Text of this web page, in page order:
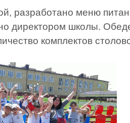
разработано меню
директором школы.
комплектов